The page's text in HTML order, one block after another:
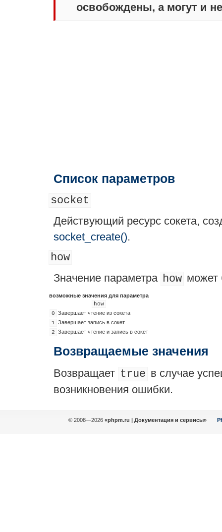
освобождены, а могут и
Список параметров
socket
Действующий ресурс сокета,
socket_create().
how
Значение параметра how может
возможные значения для параметра
how
0 Завершает чтение из сокета
1 Завершает запись в сокет
2 Завершает чтение и запись в сокет
Возвращаемые значения
Возвращает true в случае
возникновения ошибки.
© 2008—2026 «phpm.ru | Документация и сервисы»